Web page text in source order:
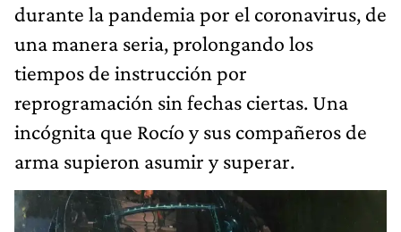
durante la pandemia por el coronavirus, de
una manera seria, prolongando los
tiempos de instrucción por
reprogramación sin fechas ciertas. Una
incógnita que Rocío y sus compañeros de
arma supieron asumir y superar.